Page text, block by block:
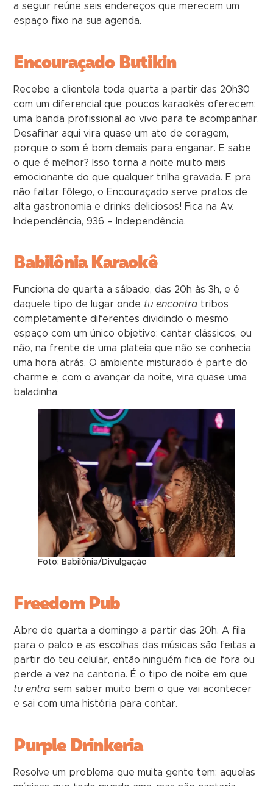
a seguir reúne seis endereços que merecem um
espaço fixo na sua agenda.
Encouraçado Butikin
Recebe a clientela toda quarta a partir das 20h30
com um diferencial que poucos karaokês oferecem:
uma banda profissional ao vivo para te acompanhar.
Desafinar aqui vira quase um ato de coragem,
porque o som é bom demais para enganar. E sabe
o que é melhor? Isso torna a noite muito mais
emocionante do que qualquer trilha gravada. E pra
não faltar fôlego, o Encouraçado serve pratos de
alta gastronomia e drinks deliciosos! Fica na Av.
Independência, 936 – Independência.
Babilônia Karaokê
Funciona de quarta a sábado, das 20h às 3h, e é
daquele tipo de lugar onde tu encontra tribos
completamente diferentes dividindo o mesmo
espaço com um único objetivo: cantar clássicos, ou
não, na frente de uma plateia que não se conhecia
uma hora atrás. O ambiente misturado é parte do
charme e, com o avançar da noite, vira quase uma
baladinha.
Foto: Babilônia/Divulgação
Freedom Pub
Abre de quarta a domingo a partir das 20h. A fila
para o palco e as escolhas das músicas são feitas a
partir do teu celular, então ninguém fica de fora ou
perde a vez na cantoria. É o tipo de noite em que
tu entrasem saber muito bem o que vai acontecer
e sai com uma história para contar.
Purple Drinkeria
Resolve um problema que muita gente tem: aquelas